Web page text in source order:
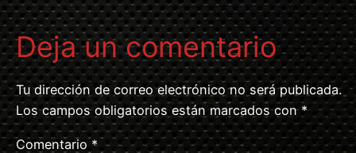
Deja un comentario
Tu dirección de correo electrónico no será publicada.
Los campos obligatorios están marcados con *
Comentario*